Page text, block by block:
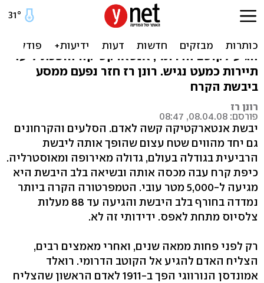
לכבוש את אנטארקטיקה
מאה שנים ועשרות נעדרים אחרי שהאדם הראשון
הגיע לקוטב הדרומי, אנטארקטיקה הופכת ליעד
תיירות כמעט נגיש. רונן רז חזר נפעם ממסע
ביבשת הקרח
רונן רז
פורסם: 08.04.08, 08:47
יבשת אנטארקטיקה קשה לאדם. הסלעים והקרחונים
גם יחד מהווים שטח עצום שהופך אותה ליבשת
הרביעית בגודלה בעולם, גדולה מאירופה ומאוסטרליה.
כיפת קרח עבה מכסה אותה ובשיאה בלב היבשת היא
מגיעה ל-5,000 מטר עובי. הטמפרטורה הקרה ביותר
נמדדה בחורף בלב היבשת והגיעה עד 88 מעלות
צלסיוס מתחת לאפס. ידידותי זה לא.
רק לפני פחות ממאה שנים, ואחרי מאמצים רבים,
הצליח האדם להגיע אל הקוטב הדרומי. רואלד
אמונדסן הנורווגי הפך ב-1911 לאדם הראשון שהצליח